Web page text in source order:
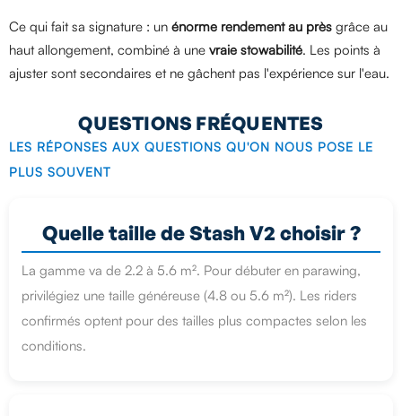
Ce qui fait sa signature : un énorme rendement au près grâce au
haut allongement, combiné à une vraie stowabilité. Les points à
ajuster sont secondaires et ne gâchent pas l'expérience sur l'eau.
QUESTIONS FRÉQUENTES
LES RÉPONSES AUX QUESTIONS QU'ON NOUS POSE LE
PLUS SOUVENT
Quelle taille de Stash V2 choisir ?
La gamme va de 2.2 à 5.6 m². Pour débuter en parawing,
privilégiez une taille généreuse (4.8 ou 5.6 m²). Les riders
confirmés optent pour des tailles plus compactes selon les
conditions.